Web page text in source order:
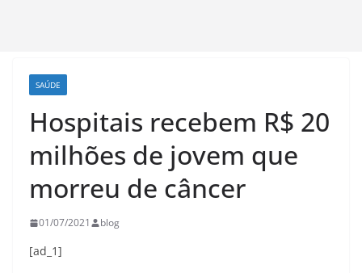
SAÚDE
Hospitais recebem R$ 20
milhões de jovem que
morreu de câncer
01/07/2021 blog
[ad_1]